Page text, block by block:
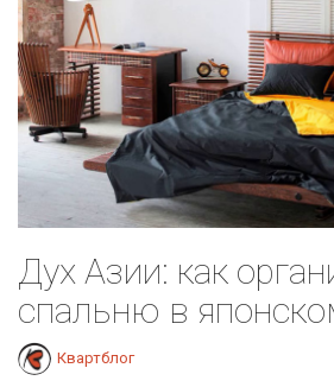
Дух Азии: как
спальню в
Квартблог